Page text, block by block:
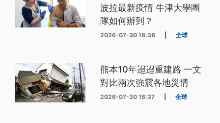
波拉最新疫情 牛津大學團
隊如何辦到？
2026-07-30 18:38 全球
熊本10年迢迢重建路 一文
對比兩次強震各地災情
2026-07-30 16:37 全球